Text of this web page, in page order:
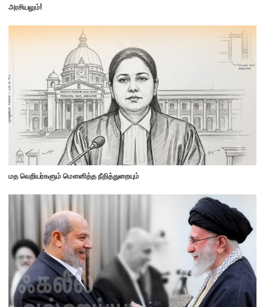
அரசியலும்!
மத வெறியர்களும் மௌனித்த நீதித்துறையும்